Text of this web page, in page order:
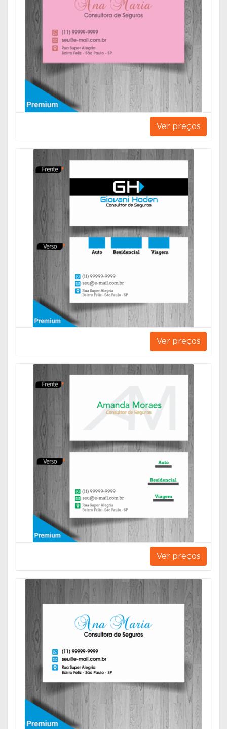
Ver preços
Ver preços
Ver preços